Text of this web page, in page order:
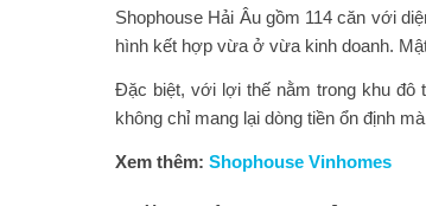
Shophouse Hải Âu gồm 114 căn với
hình kết hợp vừa ở vừa kinh doanh.
Đặc biệt, với lợi thế nằm trong khu đô
không chỉ mang lại dòng tiền ổn định
Xem thêm: Shophouse Vinhomes